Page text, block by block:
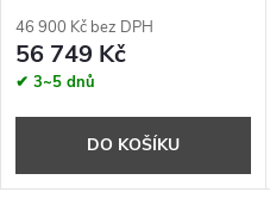
46 900 Kč bez DPH
56 749 Kč
✔ 3~5 dnů
DO KOŠÍKU